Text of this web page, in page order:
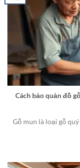
Cách bảo quản đồ
Gỗ mun là loại gỗ